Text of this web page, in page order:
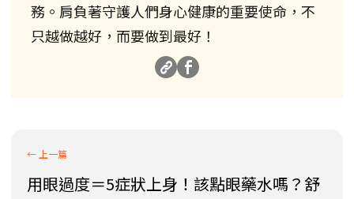
務。肩負著守護人們身心健康的重要使命，不
只越做越好，而要做到最好！
用眼過度＝5症狀上身！該點眼藥水嗎？舒